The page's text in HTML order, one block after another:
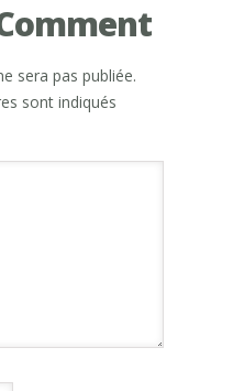
sera pas publiée.
sont indiqués